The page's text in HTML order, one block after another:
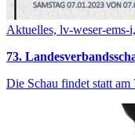
Aktuelles, lv-weser-ems-
73.
Die Schau findet statt